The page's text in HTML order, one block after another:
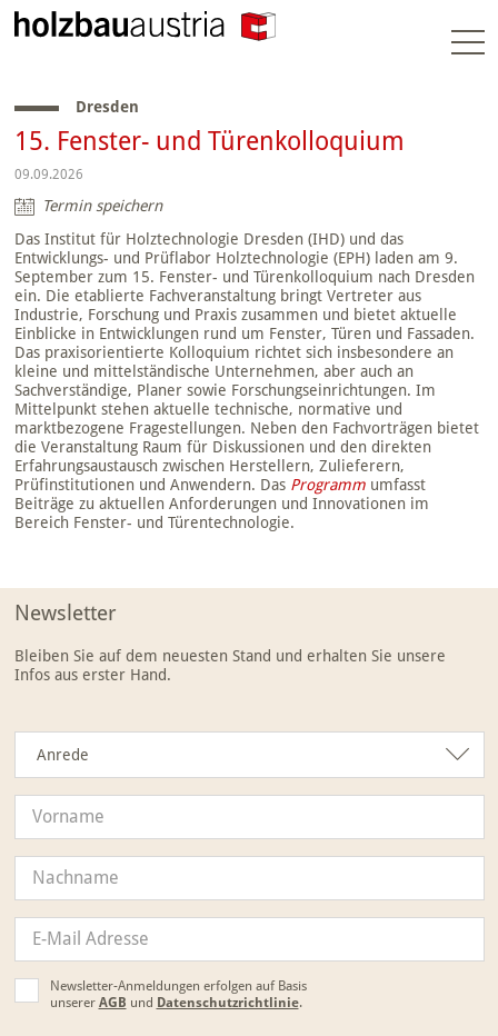
Dresden
15. Fenster- und Türenkolloquium
09.09.2026
Termin speichern
Das Institut für Holztechnologie Dresden (IHD) und das
Entwicklungs- und Prüflabor Holztechnologie (EPH) laden am 9.
September zum 15. Fenster- und Türenkolloquium nach Dresden
ein. Die etablierte Fachveranstaltung bringt Vertreter aus
Industrie, Forschung und Praxis zusammen und bietet aktuelle
Einblicke in Entwicklungen rund um Fenster, Türen und Fassaden.
Das praxisorientierte Kolloquium richtet sich insbesondere an
kleine und mittelständische Unternehmen, aber auch an
Sachverständige, Planer sowie Forschungseinrichtungen. Im
Mittelpunkt stehen aktuelle technische, normative und
marktbezogene Fragestellungen. Neben den Fachvorträgen bietet
die Veranstaltung Raum für Diskussionen und den direkten
Erfahrungsaustausch zwischen Herstellern, Zulieferern,
Prüfinstitutionen und Anwendern. Das Programmumfasst
Beiträge zu aktuellen Anforderungen und Innovationen im
Bereich Fenster- und Türentechnologie.
Newsletter
Bleiben Sie auf dem neuesten Stand und erhalten Sie unsere
Infos aus erster Hand.
Anrede
Newsletter-Anmeldungen erfolgen auf Basis
unserer AGB und Datenschutzrichtlinie.